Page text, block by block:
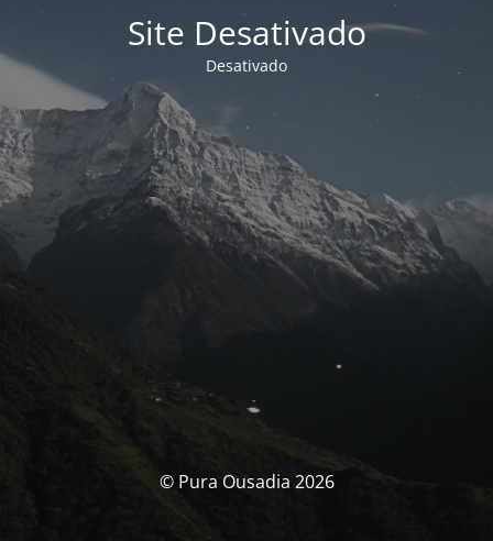
Site Desativado
Desativado
© Pura Ousadia 2026